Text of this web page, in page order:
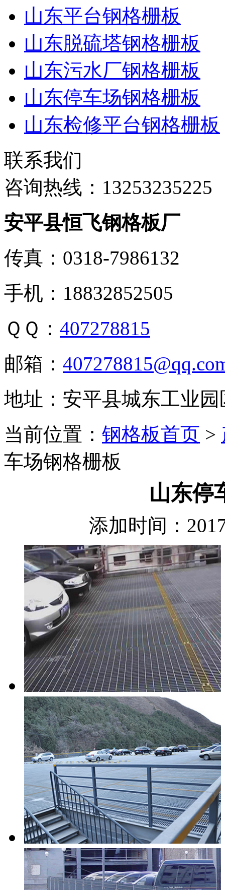
山东平台钢格栅板
山东脱硫塔钢格栅板
山东污水厂钢格栅板
山东停车场钢格栅板
山东检修平台钢格栅板
联系我们
咨询热线： 13253235225
安平县恒飞钢格板厂
传真：0318-7986132
手机：18832852505
ＱＱ： 407278815
邮箱：
地址：安平县城东工业园
当前位置： 钢格板首页 >
车场钢格栅板
山东停
添加时间：